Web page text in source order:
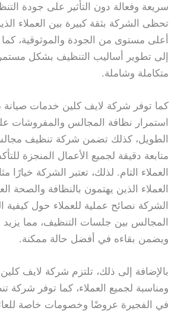
سريعة وفعالة دون التأثير على جودة
تحظى الشركة بثقة كبيرة بين العملاء
أعلى مستوى من الجودة والموثوقية،
إلى تطوير أساليب التنظيف بشكل
متكاملة وشاملة.
كما توفر شركة لايف كلين خدمات صيانة
استمرار نظافة المجالس والمفروشات
الطويل، كذلك تضمن شركة تنظيف
متابعة دقيقة لجميع الأعمال المنجزة
العملاء التام. لذلك، تعتبر الشركة خيارًا
العملاء الذين يهتمون بالنظافة والصحة
الشركة نصائح عملية للعملاء حول
المجالس بين جلسات التنظيف، مما
ويضمن بقاءه في أفضل حالة ممكنة.
بالإضافة إلى ذلك، تلتزم شركة لايف كلين
ومناسبة لجميع العملاء، كما توفر
في الفجيرة عروضًا وخصومات خاصة